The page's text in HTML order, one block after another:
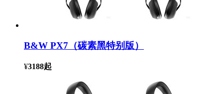
B&W PX7（碳素黑特别版）
¥3188起